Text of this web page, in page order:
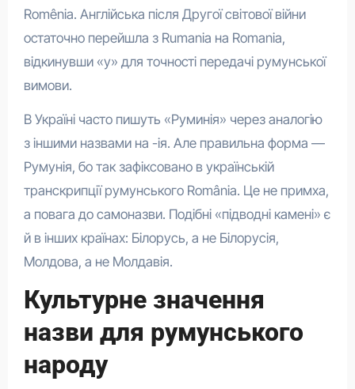
Romênia. Англійська після Другої світової війни
остаточно перейшла з Rumania на Romania,
відкинувши «у» для точності передачі румунської
вимови.
В Україні часто пишуть «Руминія» через аналогію
з іншими назвами на -ія. Але правильна форма —
Румунія, бо так зафіксовано в українській
транскрипції румунського România. Це не примха,
а повага до самоназви. Подібні «підводні камені» є
й в інших країнах: Білорусь, а не Білорусія,
Молдова, а не Молдавія.
Культурне значення
назви для румунського
народу